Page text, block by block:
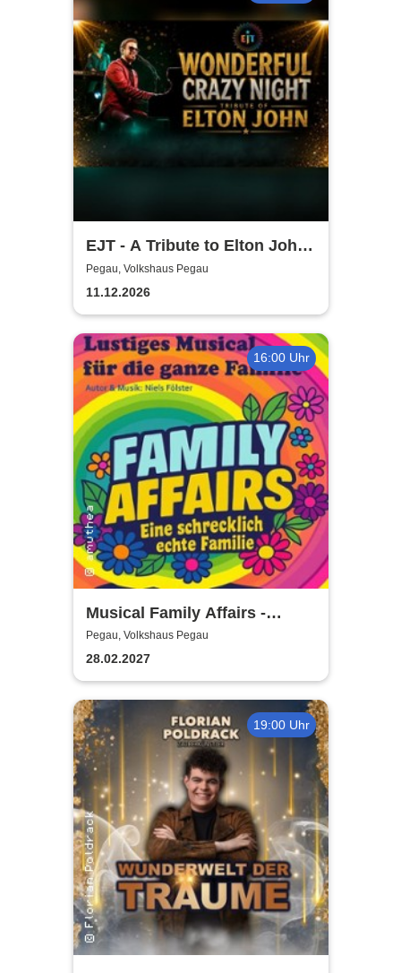
EJT - A Tribute to Elton John /
Wonderful Crazy Night
Pegau, Volkshaus Pegau
11.12.2026
16:00 Uhr
Musical Family Affairs -
präsentiert von AMuThea
Pegau, Volkshaus Pegau
28.02.2027
19:00 Uhr